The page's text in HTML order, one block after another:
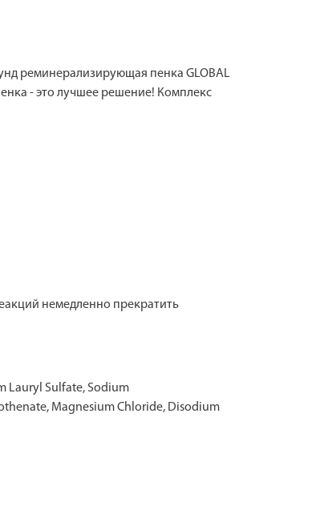
реминерализирующая пенка GLOBAL
- это лучшее решение! Комплекс
немедленно прекратить
Lauryl Sulfate, Sodium
Magnesium Chloride, Disodium